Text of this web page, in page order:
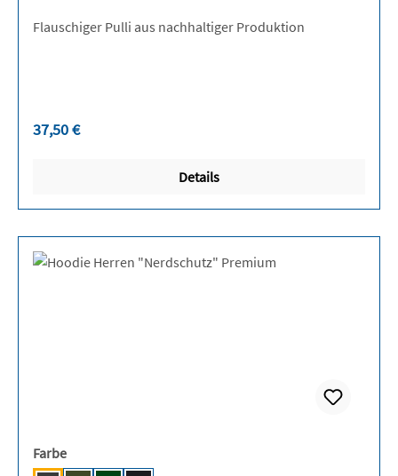
Flauschiger Pulli aus nachhaltiger Produktion
Regulärer Preis:
37,50 €
Details
Farbeauswählen